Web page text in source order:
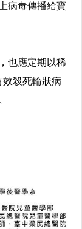
病毒傳播給寶
也應定期以稀
效殺死輪狀病